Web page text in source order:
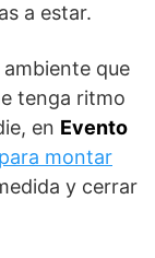
a estar.
ambiente que
tenga ritmo
en Evento
montar
y cerrar